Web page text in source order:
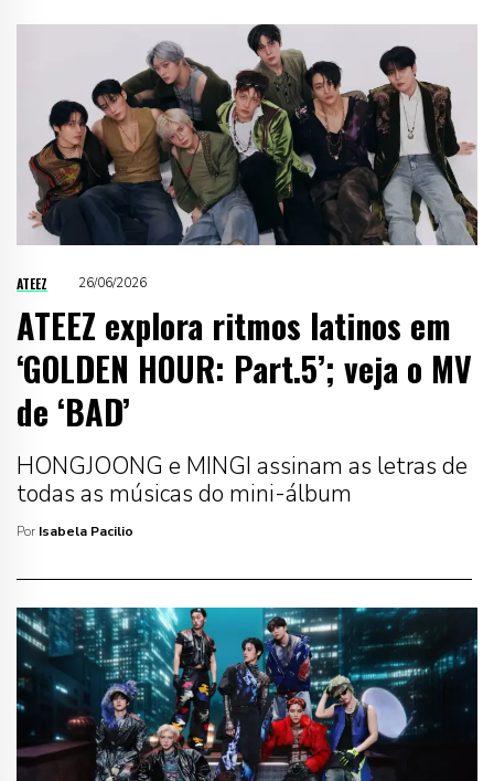
ATEEZ 26/06/2026
ATEEZ explora ritmos latinos em
‘GOLDEN HOUR: Part.5’; veja o MV
de ‘BAD’
HONGJOONG e MINGI assinam as letras de
todas as músicas do mini-álbum
Por Isabela Pacilio